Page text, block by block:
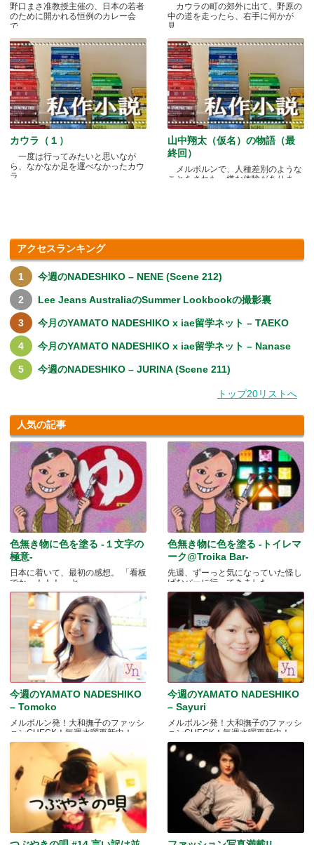
野口まさ准教授主催の、日本の若者
のために開かれる恒例のカレー会
で.....
カウラの町の郊外に出て、野原の
中の道を走ったら、右手に何かが
見.....
カウラ（１）
一度は行ってみたいと思いなが
ら、なかなか足を運べなかったカウ
ラ.....
山中翔太（仮名）の物語（最
終回）
メルボルンで、人種差別のような
ことをされた、嫌な体験がありま
アクセスランキング
今週のNADESHIKO – NENE (Scene 212)
Lee Jeans AustraliaのSummer Lookbookの撮影裏
今月のYAMATO NADESHIKO x iae留学ネット – TAEKO
今月のYAMATO NADESHIKO x iae留学ネット – Nanase
今週のNADESHIKO – JURINA (Scene 211)
トップ20リストへ
人気の記事
色無き物に色を塗る -１文字の
極意-
日本に着いて、最初の感想。 「看板
でかっ！！！」 と.....
色無き物に色を塗る -トイレマ
ーク@Troika Bar-
先週、ずーっと気になっていた怪し
げなバーに行ってきました.....
今週のYAMATO NADESHIKO
– Tomoko
メルボルン発！大和撫子のファッシ
ョンCHECK！毎週水曜更新中！
今週のYAMATO NADESHIKO
– Sayuri
メルボルン発！大和撫子のファッシ
ョンCHECK！毎週水曜更新中！